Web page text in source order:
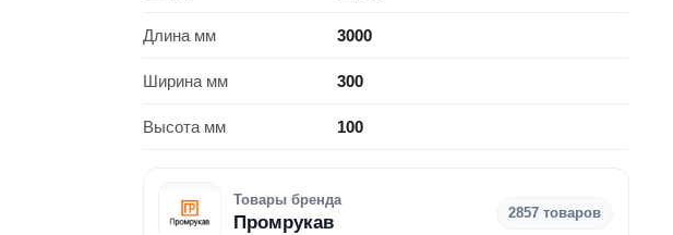
Длина мм 3000
Ширина мм 300
Высота мм 100
Товары бренда
Промрукав 2857 товаров